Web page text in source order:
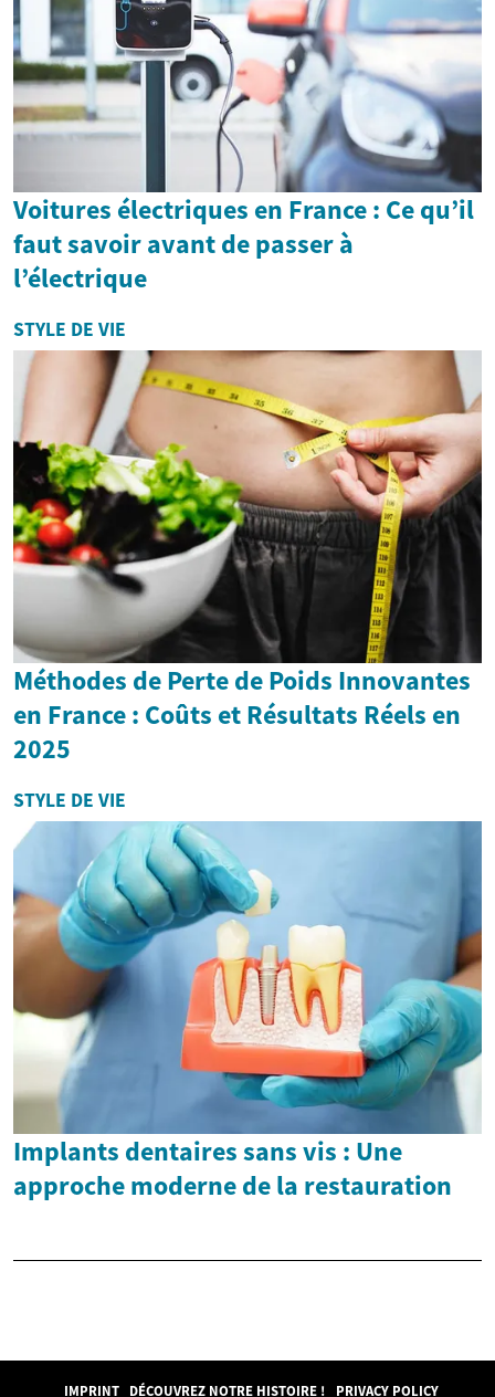
Voitures électriques en France : Ce qu’il
faut savoir avant de passer à
l’électrique
STYLE DE VIE
Méthodes de Perte de Poids Innovantes
en France : Coûts et Résultats Réels en
2025
STYLE DE VIE
Implants dentaires sans vis : Une
approche moderne de la restauration
IMPRINT DÉCOUVREZ NOTRE HISTOIRE ! PRIVACY POLICY